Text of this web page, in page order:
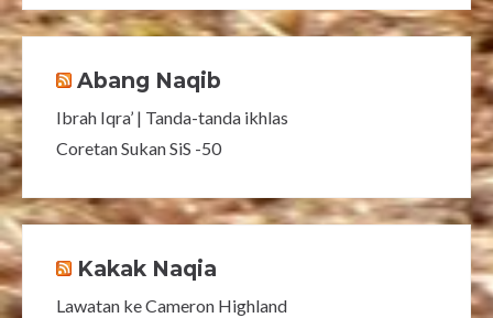
Abang Naqib
Ibrah Iqra’ | Tanda-tanda ikhlas
Coretan Sukan SiS -50
Kakak Naqia
Lawatan ke Cameron Highland